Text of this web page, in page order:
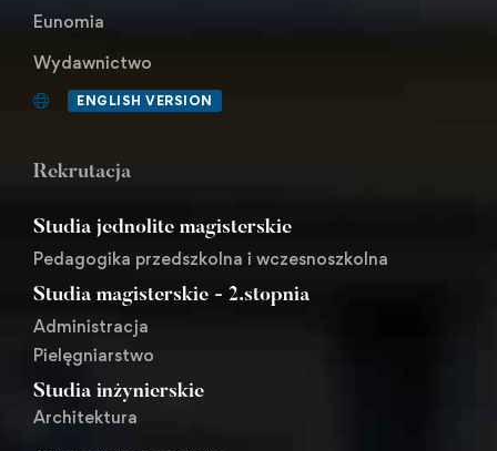
Eunomia
Wydawnictwo
ENGLISH VERSION
Rekrutacja
Studia jednolite magisterskie
Pedagogika przedszkolna i wczesnoszkolna
Studia magisterskie - 2.stopnia
Administracja
Pielęgniarstwo
Studia inżynierskie
Architektura